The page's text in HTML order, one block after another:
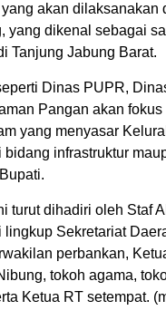
akan dilaksanakan
yang dikenal sebagai
Tanjung Jabung Barat.
Dinas PUPR,
Pangan akan fokus
yang menyasar
bidang infrastruktur
turut dihadiri oleh Staf
lingkup Sekretariat
perbankan,
tokoh agama,
Ketua RT setempat.